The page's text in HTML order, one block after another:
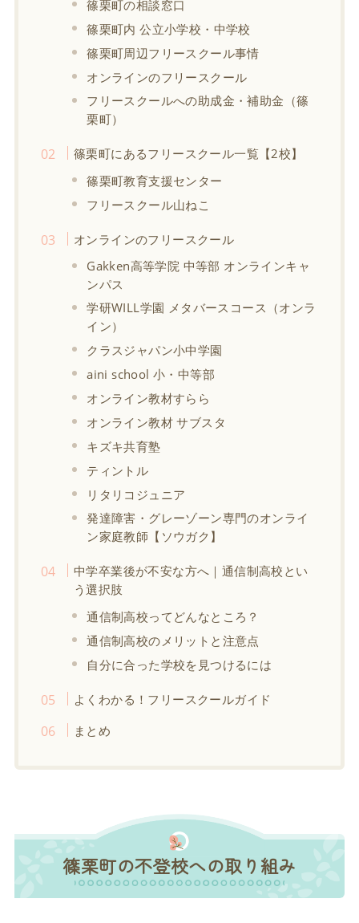
篠栗町の相談窓口
篠栗町内 公立小学校・中学校
篠栗町周辺フリースクール事情
オンラインのフリースクール
フリースクールへの助成金・補助金（篠
栗町）
篠栗町にあるフリースクール一覧【2校】
篠栗町教育支援センター
フリースクール山ねこ
オンラインのフリースクール
Gakken高等学院 中等部 オンラインキャ
ンパス
学研WILL学園 メタバースコース（オンラ
イン）
クラスジャパン小中学園
aini school 小・中等部
オンライン教材すらら
オンライン教材 サブスタ
キズキ共育塾
ティントル
リタリコジュニア
発達障害・グレーゾーン専門のオンライ
ン家庭教師【ソウガク】
中学卒業後が不安な方へ｜通信制高校とい
う選択肢
通信制高校ってどんなところ？
通信制高校のメリットと注意点
自分に合った学校を見つけるには
よくわかる！フリースクールガイド
まとめ
篠栗町の不登校への取り組み